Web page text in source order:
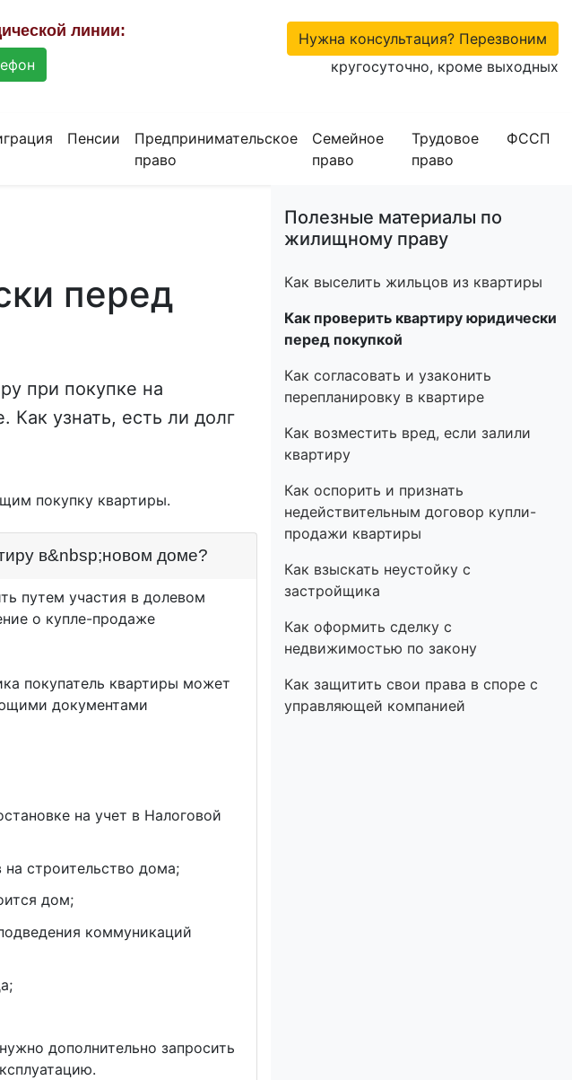
линии:
Нужна консультация? Перезвоним
кругосуточно, кроме выходных
Пенсии
Предпринимательское
право
Семейное
право
Трудовое
право
ФССП
перед
при покупке на
Как узнать, есть ли долг
покупку квартиры.
в&nbsp;новом доме?
путем участия в долевом
о купле-продаже
покупатель квартиры может
документами
на учет в Налоговой
на строительство дома;
дом;
коммуникаций
дополнительно запросить
Полезные материалы по
жилищному праву
Как выселить жильцов из квартиры
Как проверить квартиру юридически
перед покупкой
Как согласовать и узаконить
перепланировку в квартире
Как возместить вред, если залили
квартиру
Как оспорить и признать
недействительным договор купли-
продажи квартиры
Как взыскать неустойку с
застройщика
Как оформить сделку с
недвижимостью по закону
Как защитить свои права в споре с
управляющей компанией